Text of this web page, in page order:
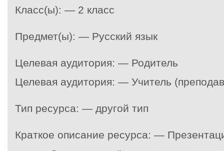
Класс(ы): — 2 класс
Предмет(ы): — Русский язык
Целевая аудитория: — Родитель
Целевая аудитория: — Учитель
Тип ресурса: — другой тип
Краткое описание ресурса: —